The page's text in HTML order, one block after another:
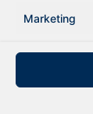
Marketing